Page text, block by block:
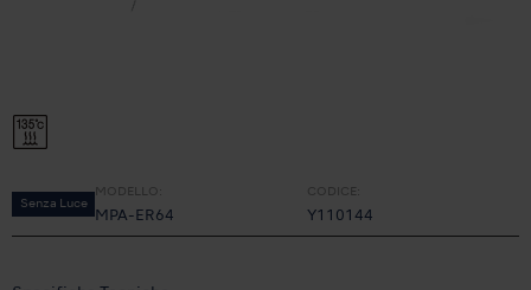
Senza Luce
MODELLO:
MPA-ER64
CODICE:
Y110144